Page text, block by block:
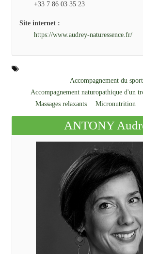
+33 7 86 03 35 23
Site internet :
https://www.audrey-naturessence.fr/
Accompagnement du
Accompagnement naturopathique d'un
Massages relaxants
Micronutrition
ANTONY